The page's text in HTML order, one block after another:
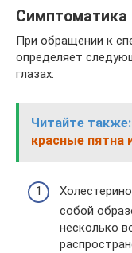
Симптоматика
При обращении к
определяет
глазах:
Читайте также:
красные пятна
собой
несколько